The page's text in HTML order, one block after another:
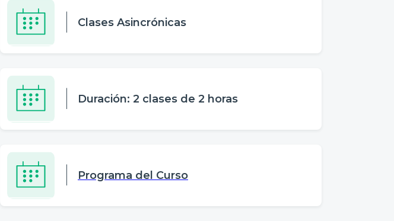
l Clases Asincrónicas
l Duración: 2 clases de 2 horas
l Programa del Curso